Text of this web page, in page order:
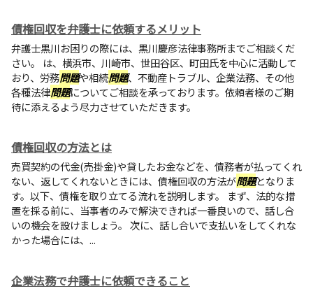
債権回収を弁護士に依頼するメリット
弁護士黒川お困りの際には、黒川慶彦法律事務所までご相談くだ
さい。 は、横浜市、川崎市、世田谷区、町田氏を中心に活動して
おり、労務問題や相続問題、不動産トラブル、企業法務、その他
各種法律問題についてご相談を承っております。依頼者様のご期
待に添えるよう尽力させていただきます。
債権回収の方法とは
売買契約の代金(売掛金)や貸したお金などを、債務者が払ってくれ
ない、返してくれないときには、債権回収の方法が問題となりま
す。以下、債権を取り立てる流れを説明します。 まず、法的な措
置を採る前に、当事者のみで解決できれば一番良いので、話し合
いの機会を設けましょう。 次に、話し合いで支払いをしてくれな
かった場合には、...
企業法務で弁護士に依頼できること